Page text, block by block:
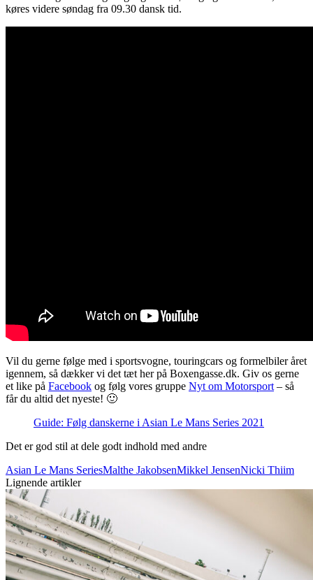
køres videre søndag fra 09.30 dansk tid.
Vil du gerne følge med i sportsvogne, touringcars og formelbiler året
igennem, så dækker vi det tæt her på Boxengasse.dk. Giv os gerne
et like på Facebook og følg vores gruppe Nyt om Motorsport– så
får du altid det nyeste! 🙂
Guide: Følg danskerne i Asian Le Mans Series 2021
Det er god stil at dele godt indhold med andre
Asian Le Mans SeriesMalthe JakobsenMikkel JensenNicki Thiim
Lignende artikler